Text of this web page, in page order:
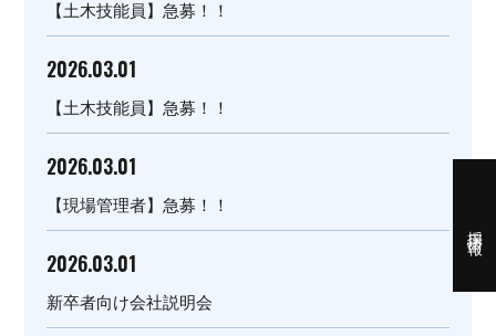
【土木技能員】急募！！
2026.03.01
【土木技能員】急募！！
2026.03.01
【現場管理者】急募！！
2026.03.01
新卒者向け会社説明会